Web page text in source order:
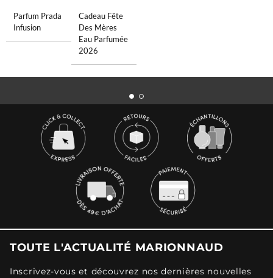
Parfum Prada
Infusion
Cadeau Fête
Des Mères
Eau Parfumée
2026
TOUTE L'ACTUALITÉ MARIONNAUD
Inscrivez-vous et découvrez nos dernières nouvelles